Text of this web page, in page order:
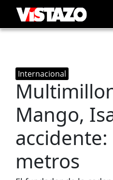
Internacional
Mango,
metros